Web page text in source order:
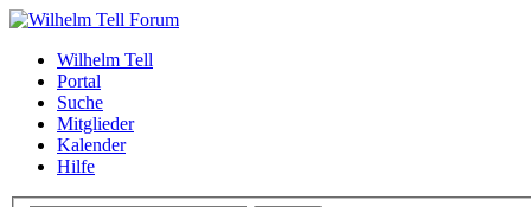
Wilhelm Tell
Portal
Suche
Mitglieder
Kalender
Hilfe